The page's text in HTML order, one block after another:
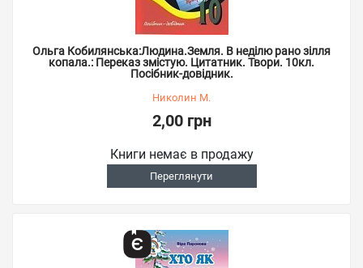
Ольга Кобилянська:Людина.Земля. В неділю рано зілля
копала.: Переказ змістую. Цитатник. Твори. 10кл.
Посібник-довідник.
Николин М.
2,00 грн
Книги немає в продажу
Переглянути